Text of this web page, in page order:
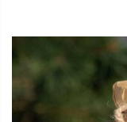
Otet
Paste
Sirop